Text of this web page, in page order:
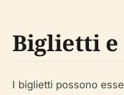
Biglietti e
I biglietti possono